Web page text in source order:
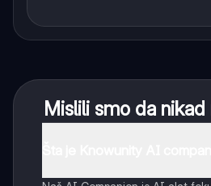
Mislili smo da